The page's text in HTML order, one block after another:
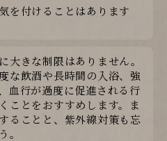
を付けることはあります
大きな制限はありません。
な飲酒や長時間の入浴、強
血行が過度に促進される行
ことをおすすめします。ま
ることと、紫外線対策も忘
。